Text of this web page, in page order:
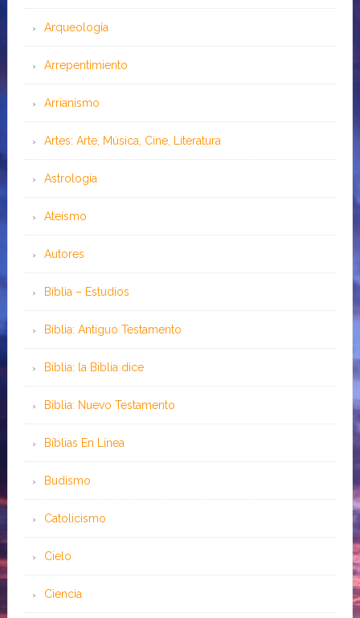
Arqueología
Arrepentimiento
Arrianismo
Artes: Arte, Música, Cine, Literatura
Astrología
Ateísmo
Autores
Biblia – Estudios
Biblia: Antiguo Testamento
Biblia: la Biblia dice
Biblia: Nuevo Testamento
Bíblias En Línea
Budismo
Catolicismo
Cielo
Ciencia